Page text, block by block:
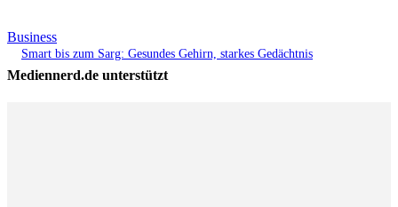
Business
Smart bis zum Sarg: Gesundes Gehirn, starkes Gedächtnis
Mediennerd.de unterstützt